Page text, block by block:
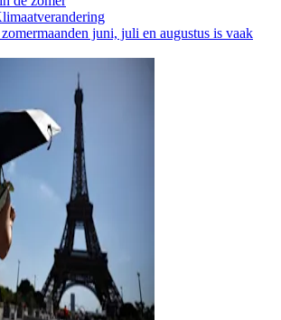
juni, juli en augustus is vaak